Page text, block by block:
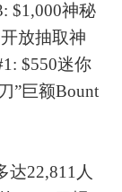
$1,000神秘
放抽取神
$550迷你
”巨额Bount
达22,811人